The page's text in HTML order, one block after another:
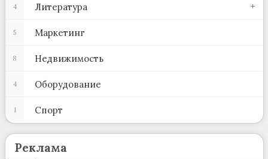
Литература
4
Маркетинг
5
Недвижимость
8
Оборудование
4
Спорт
1
Реклама